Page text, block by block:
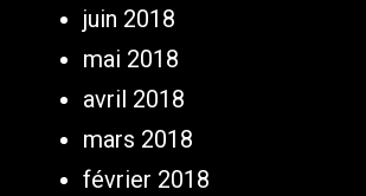
juin 2018
mai 2018
avril 2018
mars 2018
février 2018